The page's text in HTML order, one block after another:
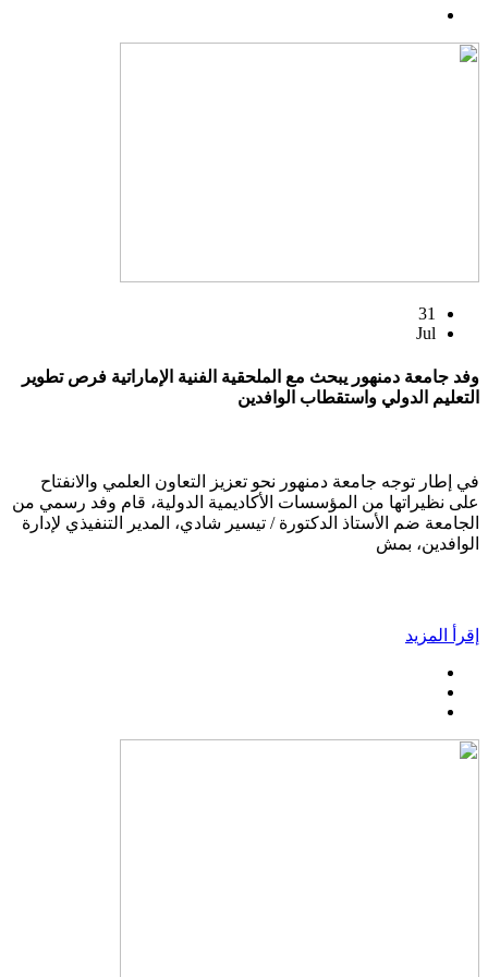
31
Jul
وفد جامعة دمنهور يبحث مع الملحقية الفنية الإماراتية فرص تطوير
التعليم الدولي واستقطاب الوافدين
في إطار توجه جامعة دمنهور نحو تعزيز التعاون العلمي والانفتاح
على نظيراتها من المؤسسات الأكاديمية الدولية، قام وفد رسمي من
الجامعة ضم الأستاذ الدكتورة / تيسير شادي، المدير التنفيذي لإدارة
الوافدين، بمش
إقرأ المزيد